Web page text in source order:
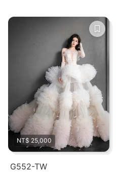
NT$ 25,000
G552-TW